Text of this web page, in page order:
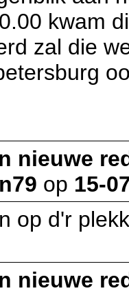
kwam
zal die
nieuwe
op 15-
op d'r
nieuwe